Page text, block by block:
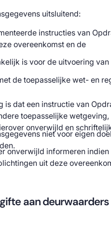
uitsluitend:
instructies van
overeenkomst en de
is voor de uitvoering van
de toepasselijke wet- en
is dat een instructie van
toepasselijke
onverwijld en
niet voor eigen
onverwijld informeren indien
uit deze
aan deurwaarders